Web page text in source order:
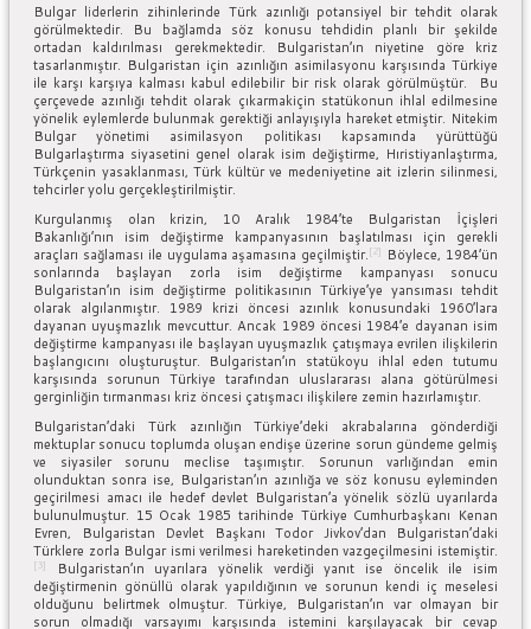
Bulgar liderlerin zihinlerinde Türk azınlığı potansiyel bir tehdit olarak
görülmektedir. Bu bağlamda söz konusu tehdidin planlı bir şekilde
ortadan kaldırılması gerekmektedir. Bulgaristan’ın niyetine göre kriz
tasarlanmıştır. Bulgaristan için azınlığın asimilasyonu karşısında Türkiye
ile karşı karşıya kalması kabul edilebilir bir risk olarak görülmüştür. Bu
çerçevede azınlığı tehdit olarak çıkarmakiçin statükonun ihlal edilmesine
yönelik eylemlerde bulunmak gerektiği anlayışıyla hareket etmiştir. Nitekim
Bulgar yönetimi asimilasyon politikası kapsamında yürüttüğü
Bulgarlaştırma siyasetini genel olarak isim değiştirme, Hıristiyanlaştırma,
Türkçenin yasaklanması, Türk kültür ve medeniyetine ait izlerin silinmesi,
tehcirler yolu gerçekleştirilmiştir.
Kurgulanmış olan krizin, 10 Aralık 1984’te Bulgaristan İçişleri
Bakanlığı’nın isim değiştirme kampanyasının başlatılması için gerekli
araçları sağlaması ile uygulama aşamasına geçilmiştir.[2] Böylece, 1984’ün
sonlarında başlayan zorla isim değiştirme kampanyası sonucu
Bulgaristan’ın isim değiştirme politikasının Türkiye’ye yansıması tehdit
olarak algılanmıştır. 1989 krizi öncesi azınlık konusundaki 1960’lara
dayanan uyuşmazlık mevcuttur. Ancak 1989 öncesi 1984’e dayanan isim
değiştirme kampanyası ile başlayan uyuşmazlık çatışmaya evrilen ilişkilerin
başlangıcını oluşturuştur. Bulgaristan’ın statükoyu ihlal eden tutumu
karşısında sorunun Türkiye tarafından uluslararası alana götürülmesi
gerginliğin tırmanması kriz öncesi çatışmacı ilişkilere zemin hazırlamıştır.
Bulgaristan’daki Türk azınlığın Türkiye’deki akrabalarına gönderdiği
mektuplar sonucu toplumda oluşan endişe üzerine sorun gündeme gelmiş
ve siyasiler sorunu meclise taşımıştır. Sorunun varlığından emin
olunduktan sonra ise, Bulgaristan’ın azınlığa ve söz konusu eyleminden
geçirilmesi amacı ile hedef devlet Bulgaristan’a yönelik sözlü uyarılarda
bulunulmuştur. 15 Ocak 1985 tarihinde Türkiye Cumhurbaşkanı Kenan
Evren, Bulgaristan Devlet Başkanı Todor Jivkov’dan Bulgaristan’daki
Türklere zorla Bulgar ismi verilmesi hareketinden vazgeçilmesini istemiştir.
[3]
Bulgaristan’ın uyarılara yönelik verdiği yanıt ise öncelik ile isim
değiştirmenin gönüllü olarak yapıldığının ve sorunun kendi iç meselesi
olduğunu belirtmek olmuştur. Türkiye, Bulgaristan’ın var olmayan bir
sorun olmadığı varsayımı karşısında istemini karşılayacak bir cevap